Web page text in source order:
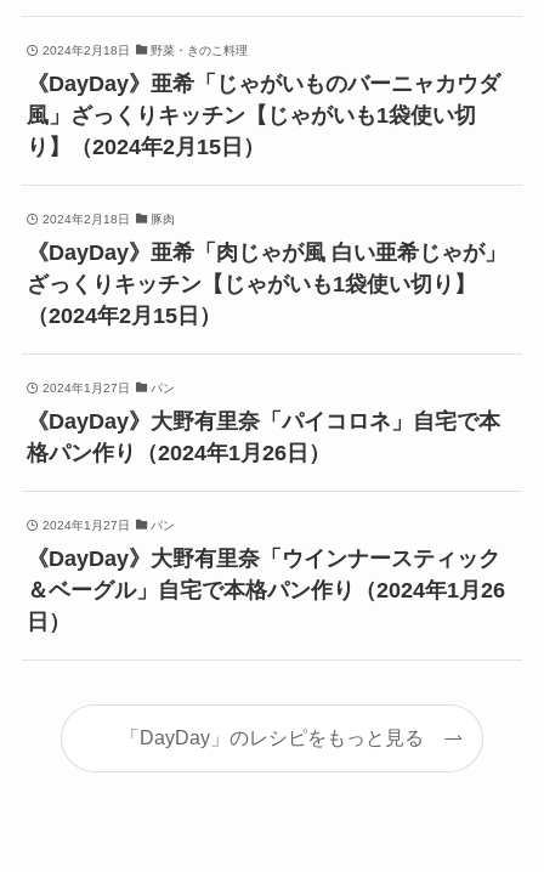
2024年2月18日 野菜・きのこ料理
《DayDay》亜希「じゃがいものバーニャカウダ
風」ざっくりキッチン【じゃがいも1袋使い切
り】（2024年2月15日）
2024年2月18日 豚肉
《DayDay》亜希「肉じゃが風 白い亜希じゃが」
ざっくりキッチン【じゃがいも1袋使い切り】
（2024年2月15日）
2024年1月27日 パン
《DayDay》大野有里奈「パイコロネ」自宅で本
格パン作り（2024年1月26日）
2024年1月27日 パン
《DayDay》大野有里奈「ウインナースティック
＆ベーグル」自宅で本格パン作り（2024年1月26
日）
「DayDay」のレシピをもっと見る